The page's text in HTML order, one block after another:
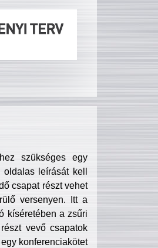
szükséges egy
leírását kell
csapat részt vehet
versenyen. Itt a
kíséretében a zsűri
vevő csapatok
konferenciakötet